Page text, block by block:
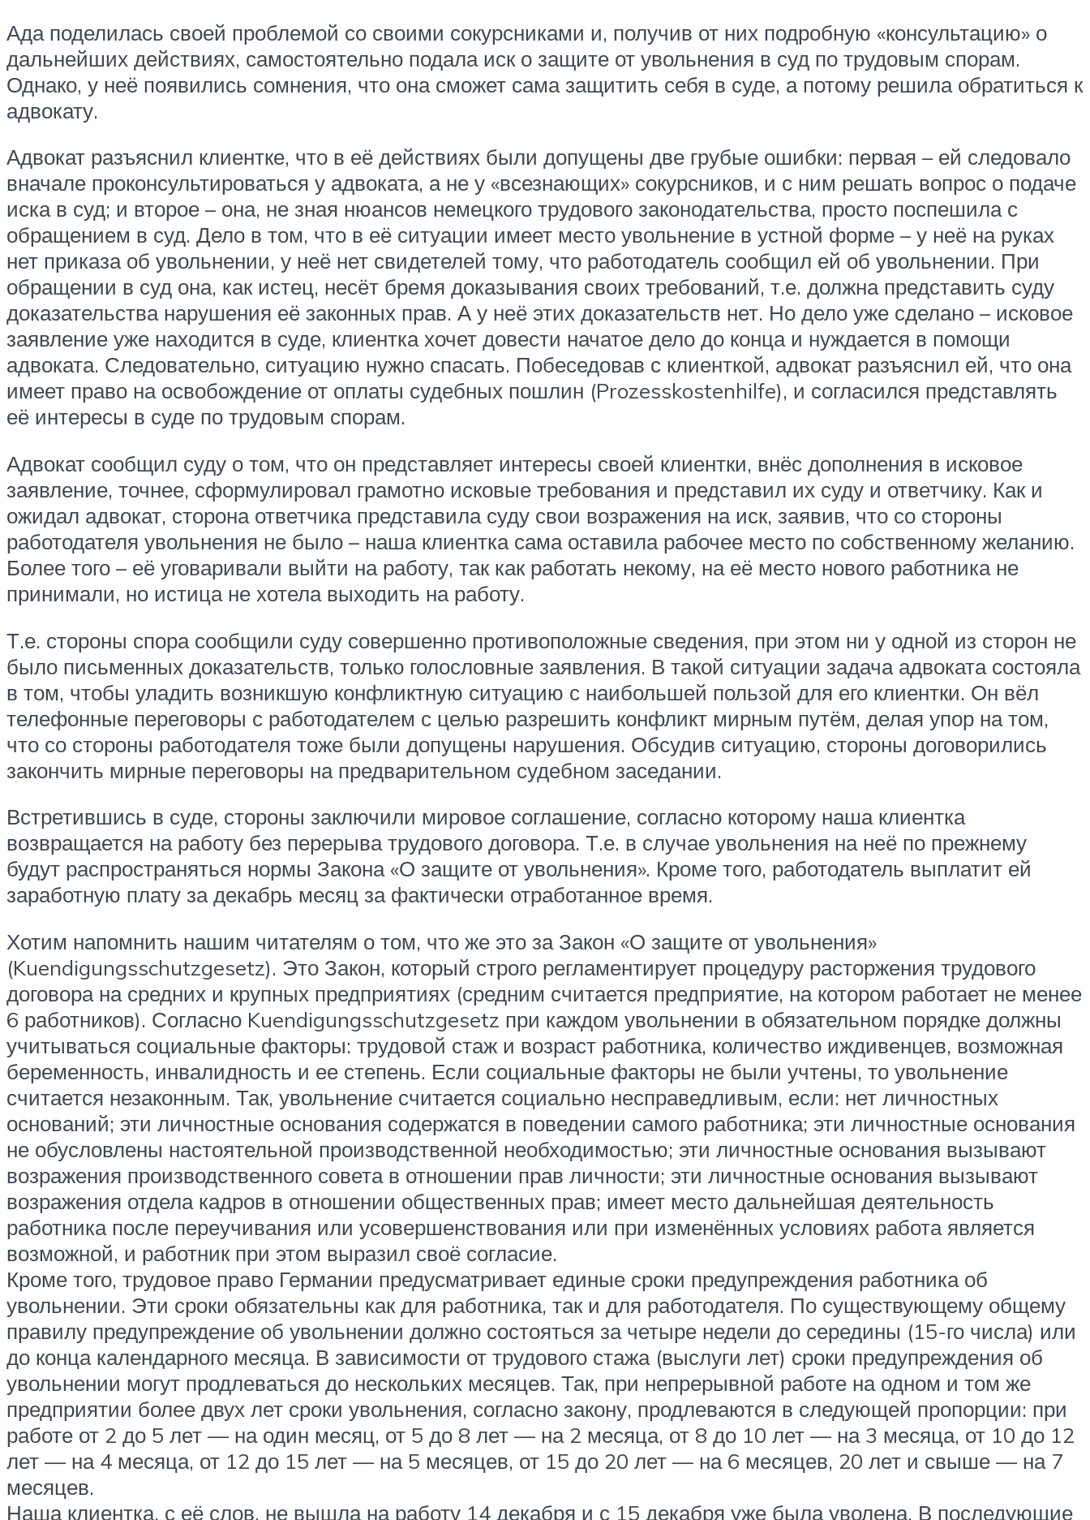
Ада поделилась своей проблемой со своими сокурсниками и, получив от них подробную «консультацию» о
дальнейших действиях, самостоятельно подала иск о защите от увольнения в суд по трудовым спорам.
Однако, у неё появились сомнения, что она сможет сама защитить себя в суде, а потому решила обратиться к
адвокату.
Адвокат разъяснил клиентке, что в её действиях были допущены две грубые ошибки: первая – ей следовало
вначале проконсультироваться у адвоката, а не у «всезнающих» сокурсников, и с ним решать вопрос о подаче
иска в суд; и второе – она, не зная нюансов немецкого трудового законодательства, просто поспешила с
обращением в суд. Дело в том, что в её ситуации имеет место увольнение в устной форме – у неё на руках
нет приказа об увольнении, у неё нет свидетелей тому, что работодатель сообщил ей об увольнении. При
обращении в суд она, как истец, несёт бремя доказывания своих требований, т.е. должна представить суду
доказательства нарушения её законных прав. А у неё этих доказательств нет. Но дело уже сделано – исковое
заявление уже находится в суде, клиентка хочет довести начатое дело до конца и нуждается в помощи
адвоката. Следовательно, ситуацию нужно спасать. Побеседовав с клиенткой, адвокат разъяснил ей, что она
имеет право на освобождение от оплаты судебных пошлин (Prozesskostenhilfe), и согласился представлять
её интересы в суде по трудовым спорам.
Адвокат сообщил суду о том, что он представляет интересы своей клиентки, внёс дополнения в исковое
заявление, точнее, сформулировал грамотно исковые требования и представил их суду и ответчику. Как и
ожидал адвокат, сторона ответчика представила суду свои возражения на иск, заявив, что со стороны
работодателя увольнения не было – наша клиентка сама оставила рабочее место по собственному желанию.
Более того – её уговаривали выйти на работу, так как работать некому, на её место нового работника не
принимали, но истица не хотела выходить на работу.
Т.е. стороны спора сообщили суду совершенно противоположные сведения, при этом ни у одной из сторон не
было письменных доказательств, только голословные заявления. В такой ситуации задача адвоката состояла
в том, чтобы уладить возникшую конфликтную ситуацию с наибольшей пользой для его клиентки. Он вёл
телефонные переговоры с работодателем с целью разрешить конфликт мирным путём, делая упор на том,
что со стороны работодателя тоже были допущены нарушения. Обсудив ситуацию, стороны договорились
закончить мирные переговоры на предварительном судебном заседании.
Встретившись в суде, стороны заключили мировое соглашение, согласно которому наша клиентка
возвращается на работу без перерыва трудового договора. Т.е. в случае увольнения на неё по прежнему
будут распространяться нормы Закона «О защите от увольнения». Кроме того, работодатель выплатит ей
заработную плату за декабрь месяц за фактически отработанное время.
Хотим напомнить нашим читателям о том, что же это за Закон «О защите от увольнения»
(Kuendigungsschutzgesetz). Это Закон, который строго регламентирует процедуру расторжения трудового
договора на средних и крупных предприятиях (средним считается предприятие, на котором работает не менее
6 работников). Согласно Kuendigungsschutzgesetz при каждом увольнении в обязательном порядке должны
учитываться социальные факторы: трудовой стаж и возраст работника, количество иждивенцев, возможная
беременность, инвалидность и ее степень. Если социальные факторы не были учтены, то увольнение
считается незаконным. Так, увольнение считается социально несправедливым, если: нет личностных
оснований; эти личностные основания содержатся в поведении самого работника; эти личностные основания
не обусловлены настоятельной производственной необходимостью; эти личностные основания вызывают
возражения производственного совета в отношении прав личности; эти личностные основания вызывают
возражения отдела кадров в отношении общественных прав; имеет место дальнейшая деятельность
работника после переучивания или усовершенствования или при изменённых условиях работа является
возможной, и работник при этом выразил своё согласие.
Кроме того, трудовое право Германии предусматривает единые сроки предупреждения работника об
увольнении. Эти сроки обязательны как для работника, так и для работодателя. По существующему общему
правилу предупреждение об увольнении должно состояться за четыре недели до середины (15-го числа) или
до конца календарного месяца. В зависимости от трудового стажа (выслуги лет) сроки предупреждения об
увольнении могут продлеваться до нескольких месяцев. Так, при непрерывной работе на одном и том же
предприятии более двух лет сроки увольнения, согласно закону, продлеваются в следующей пропорции: при
работе от 2 до 5 лет — на один месяц, от 5 до 8 лет — на 2 месяца, от 8 до 10 лет — на 3 месяца, от 10 до 12
лет — на 4 месяца, от 12 до 15 лет — на 5 месяцев, от 15 до 20 лет — на 6 месяцев, 20 лет и свыше — на 7
месяцев.
Наша клиентка, с её слов, не вышла на работу 14 декабря и с 15 декабря уже была уволена. В последующие